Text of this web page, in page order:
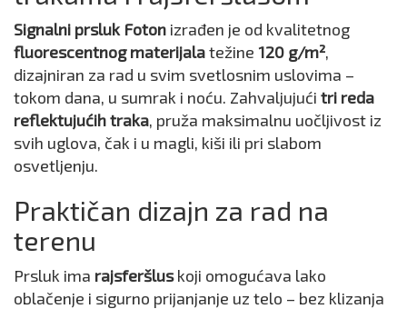
Signalni prsluk Foton izrađen je od kvalitetnog
fluorescentnog materijalatežine 120 g/m²,
dizajniran za rad u svim svetlosnim uslovima –
tokom dana, u sumrak i noću. Zahvaljujući tri reda
reflektujućih traka, pruža maksimalnu uočljivost iz
svih uglova, čak i u magli, kiši ili pri slabom
osvetljenju.
Praktičan dizajn za rad na
terenu
Prsluk ima rajsferšluskoji omogućava lako
oblačenje i sigurno prijanjanje uz telo – bez klizanja